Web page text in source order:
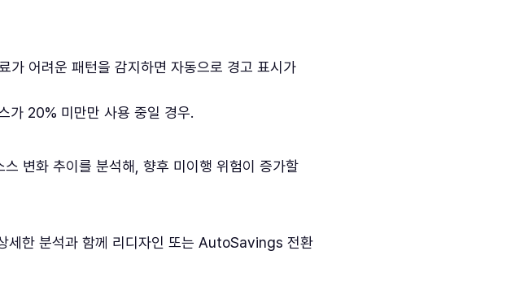
가 어려운 패턴을 감지하면 자동으로 경고 표시가
20% 미만만 사용 중일 경우.
변화 추이를 분석해, 향후 미이행 위험이 증가할
한 분석과 함께 리디자인 또는 AutoSavings 전환